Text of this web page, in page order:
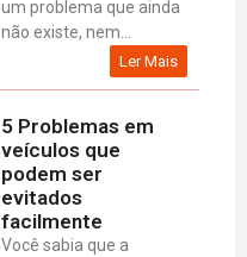
um problema que ainda
não existe, nem...
Ler Mais
5 Problemas em
veículos que
podem ser
evitados
facilmente
Você sabia que a